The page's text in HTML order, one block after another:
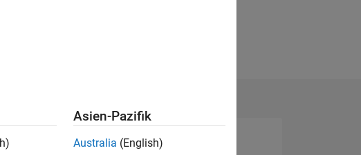
Asien-Pazifik
Australia (English)